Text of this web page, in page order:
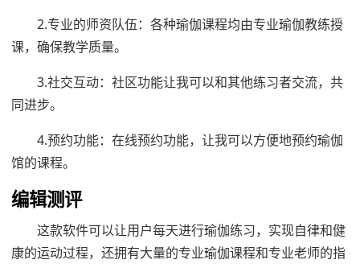
2.专业的师资队伍：各种瑜伽课程均由专业瑜伽教练授
课，确保教学质量。
3.社交互动：社区功能让我可以和其他练习者交流，共
同进步。
4.预约功能：在线预约功能，让我可以方便地预约瑜伽
馆的课程。
编辑测评
这款软件可以让用户每天进行瑜伽练习，实现自律和健
康的运动过程，还拥有大量的专业瑜伽课程和专业老师的指